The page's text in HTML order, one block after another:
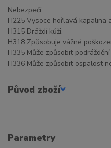
Nebezpečí
H225 Vysoce hořlavá kapalina
H315 Dráždí kůži.
H318 Způsobuje vážné
H335 Může způsobit
H336 Může způsobit ospalost
Původ zboží
Parametry